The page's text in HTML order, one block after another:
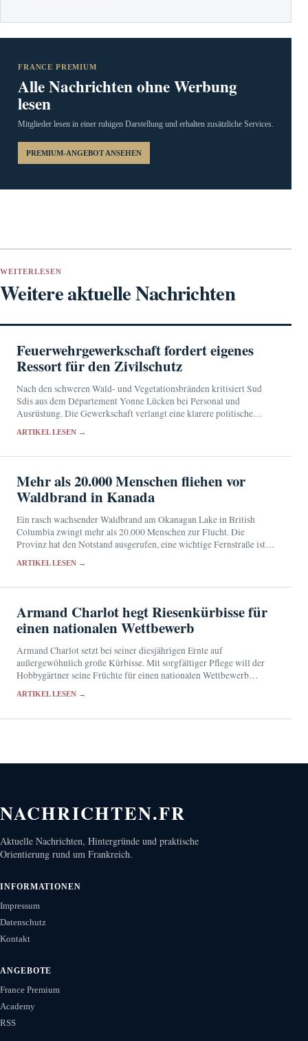
FRANCE PREMIUM
Alle Nachrichten ohne Werbung
lesen
Mitglieder lesen in einer ruhigen Darstellung und erhalten zusätzliche Services.
PREMIUM-ANGEBOT ANSEHEN
WEITERLESEN
Weitere aktuelle Nachrichten
Feuerwehrgewerkschaft fordert eigenes
Ressort für den Zivilschutz
Nach den schweren Wald- und Vegetationsbränden kritisiert Sud
Sdis aus dem Département Yonne Lücken bei Personal und
Ausrüstung. Die Gewerkschaft verlangt eine klarere politische
ARTIKEL LESEN →
Mehr als 20.000 Menschen fliehen vor
Waldbrand in Kanada
Ein rasch wachsender Waldbrand am Okanagan Lake in British
Columbia zwingt mehr als 20.000 Menschen zur Flucht. Die
Provinz hat den Notstand ausgerufen, eine wichtige Fernstraße ist
ARTIKEL LESEN →
Armand Charlot hegt Riesenkürbisse für
einen nationalen Wettbewerb
Armand Charlot setzt bei seiner diesjährigen Ernte auf
außergewöhnlich große Kürbisse. Mit sorgfältiger Pflege will der
Hobbygärtner seine Früchte für einen nationalen Wettbewerb
ARTIKEL LESEN →
NACHRICHTEN.FR
Aktuelle Nachrichten, Hintergründe und praktische
Orientierung rund um Frankreich.
INFORMATIONEN
Impressum
Datenschutz
Kontakt
ANGEBOTE
France Premium
Academy
RSS